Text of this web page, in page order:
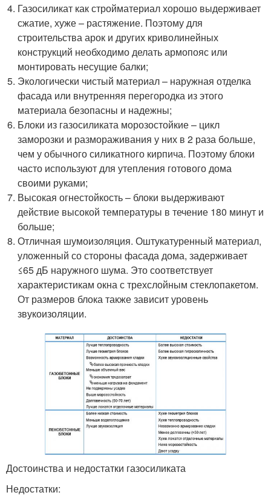
Газосиликат как стройматериал хорошо выдерживает
сжатие, хуже – растяжение. Поэтому для
строительства арок и других криволинейных
конструкций необходимо делать армопояс или
монтировать несущие балки;
Экологически чистый материал – наружная отделка
фасада или внутренняя перегородка из этого
материала безопасны и надежны;
Блоки из газосиликата морозостойкие – цикл
заморозки и размораживания у них в 2 раза больше,
чем у обычного силикатного кирпича. Поэтому блоки
часто используют для утепления готового дома
своими руками;
Высокая огнестойкость – блоки выдерживают
действие высокой температуры в течение 180 минут и
больше;
Отличная шумоизоляция. Оштукатуренный материал,
уложенный со стороны фасада дома, задерживает
≤65 дБ наружного шума. Это соответствует
характеристикам окна с трехслойным стеклопакетом.
От размеров блока также зависит уровень
звукоизоляции.
Достоинства и недостатки газосиликата
Недостатки: